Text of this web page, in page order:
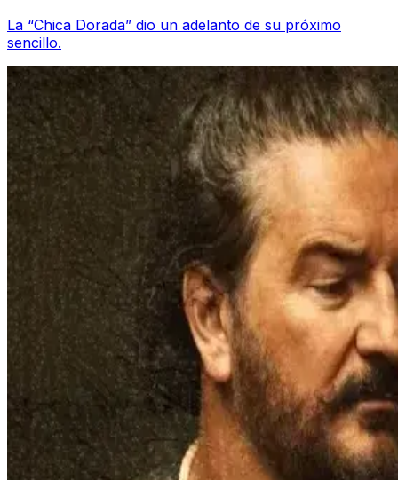
La “Chica Dorada” dio un adelanto de su próximo
sencillo.